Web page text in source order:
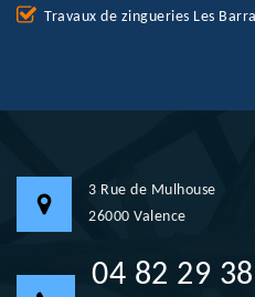
Travaux de zingueries Les
3 Rue de Mulhouse
26000 Valence
04 82 29